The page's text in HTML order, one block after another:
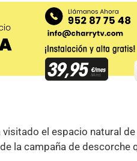
el espacio natural
la campaña de descorche